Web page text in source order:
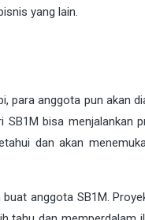
yang lain.
para anggota pun akan
SB1M bisa menjalankan
dan akan
anggota SB1M.